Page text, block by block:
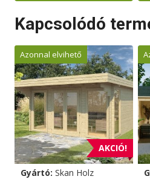
a
több
variációja
van.
A
változatok
a
termékoldalon
választhatók
a
A
a
Kapcsolódó
AKCIÓ!
Azonnal elvihető
Gyártó: Skan Holz